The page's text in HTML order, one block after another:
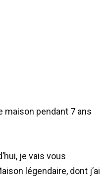
maison pendant 7 ans
je vais vous
légendaire, dont j’ai